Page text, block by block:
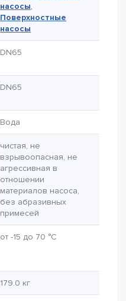
насосы,
Поверхностные
насосы
DN65
DN65
Вода
чистая, не
взрывоопасная, не
агрессивная в
отношении
материалов насоса,
без абразивных
примесей
от -15 до 70 °C
179.0 кг